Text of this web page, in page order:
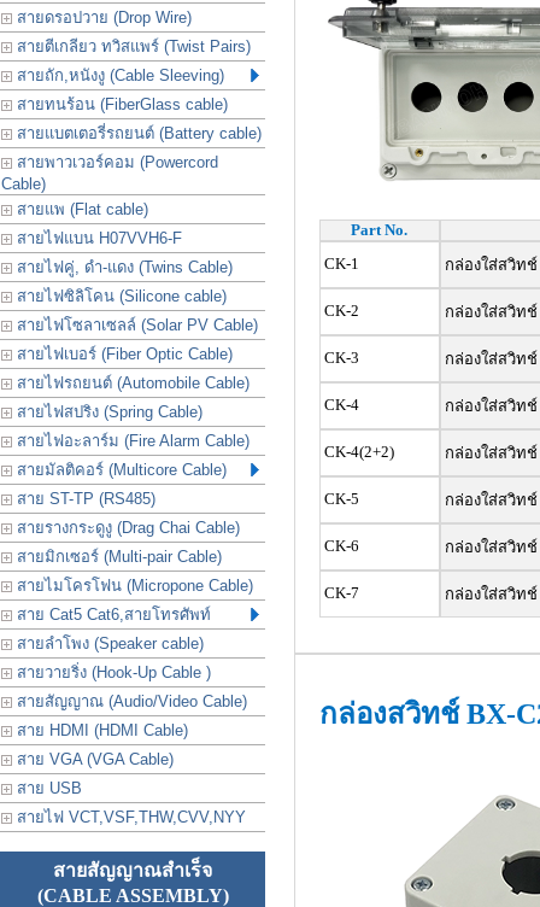
สายดรอปวาย (Drop Wire)
สายตีเกลียว ทวิสแพร์ (Twist Pairs)
สายถัก,หนังงู (Cable Sleeving)
สายทนร้อน (FiberGlass cable)
สายแบตเตอรี่รถยนต์ (Battery cable)
สายพาวเวอร์คอม (Powercord
Cable)
สายแพ (Flat cable)
สายไฟแบน H07VVH6-F
สายไฟคู่, ดำ-แดง (Twins Cable)
สายไฟซิลิโคน (Silicone cable)
สายไฟโซลาเซลล์ (Solar PV Cable)
สายไฟเบอร์ (Fiber Optic Cable)
สายไฟรถยนต์ (Automobile Cable)
สายไฟสปริง (Spring Cable)
สายไฟอะลาร์ม (Fire Alarm Cable)
สายมัลติคอร์ (Multicore Cable)
สาย ST-TP (RS485)
สายรางกระดูงู (Drag Chai Cable)
สายมิกเซอร์ (Multi-pair Cable)
สายไมโครโฟน (Micropone Cable)
สาย Cat5 Cat6,สายโทรศัพท์
สายลำโพง (Speaker cable)
สายวายริ่ง (Hook-Up Cable )
สายสัญญาณ (Audio/Video Cable)
สาย HDMI (HDMI Cable)
สาย VGA (VGA Cable)
สาย USB
สายไฟ VCT,VSF,THW,CVV,NYY
สายสัญญาณสำเร็จ
(CABLE ASSEMBLY)
Part No.
CK-1
กล่องใส่สวิทช์
CK-2 กล่องใส่สวิทช์
CK-3 กล่องใส่สวิทช์
CK-4 กล่องใส่สวิทช์
CK-4(2+2) กล่องใส่สวิทช์
CK-5 กล่องใส่สวิทช์
CK-6 กล่องใส่สวิทช์
CK-7 กล่องใส่สวิทช์
กล่องสวิทช์ BX-